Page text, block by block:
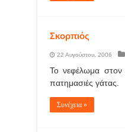
Σκορπιός
22 Αυγούστου, 2006
Το νεφέλωμα στον
πατημασιές γάτας.
Συνέχεια »